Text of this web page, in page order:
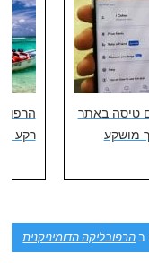
טיסה באתר
מושקע
רקע
בהרפובליקה הדומיניקנית